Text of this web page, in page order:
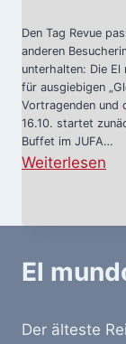
g
Den Tag Revue
anderen
unterhalten: Die
für ausgiebigen
Vortragenden und
16.10. startet
Buffet im JUFA…
Weiterlesen
b
e
r
El
Der älteste